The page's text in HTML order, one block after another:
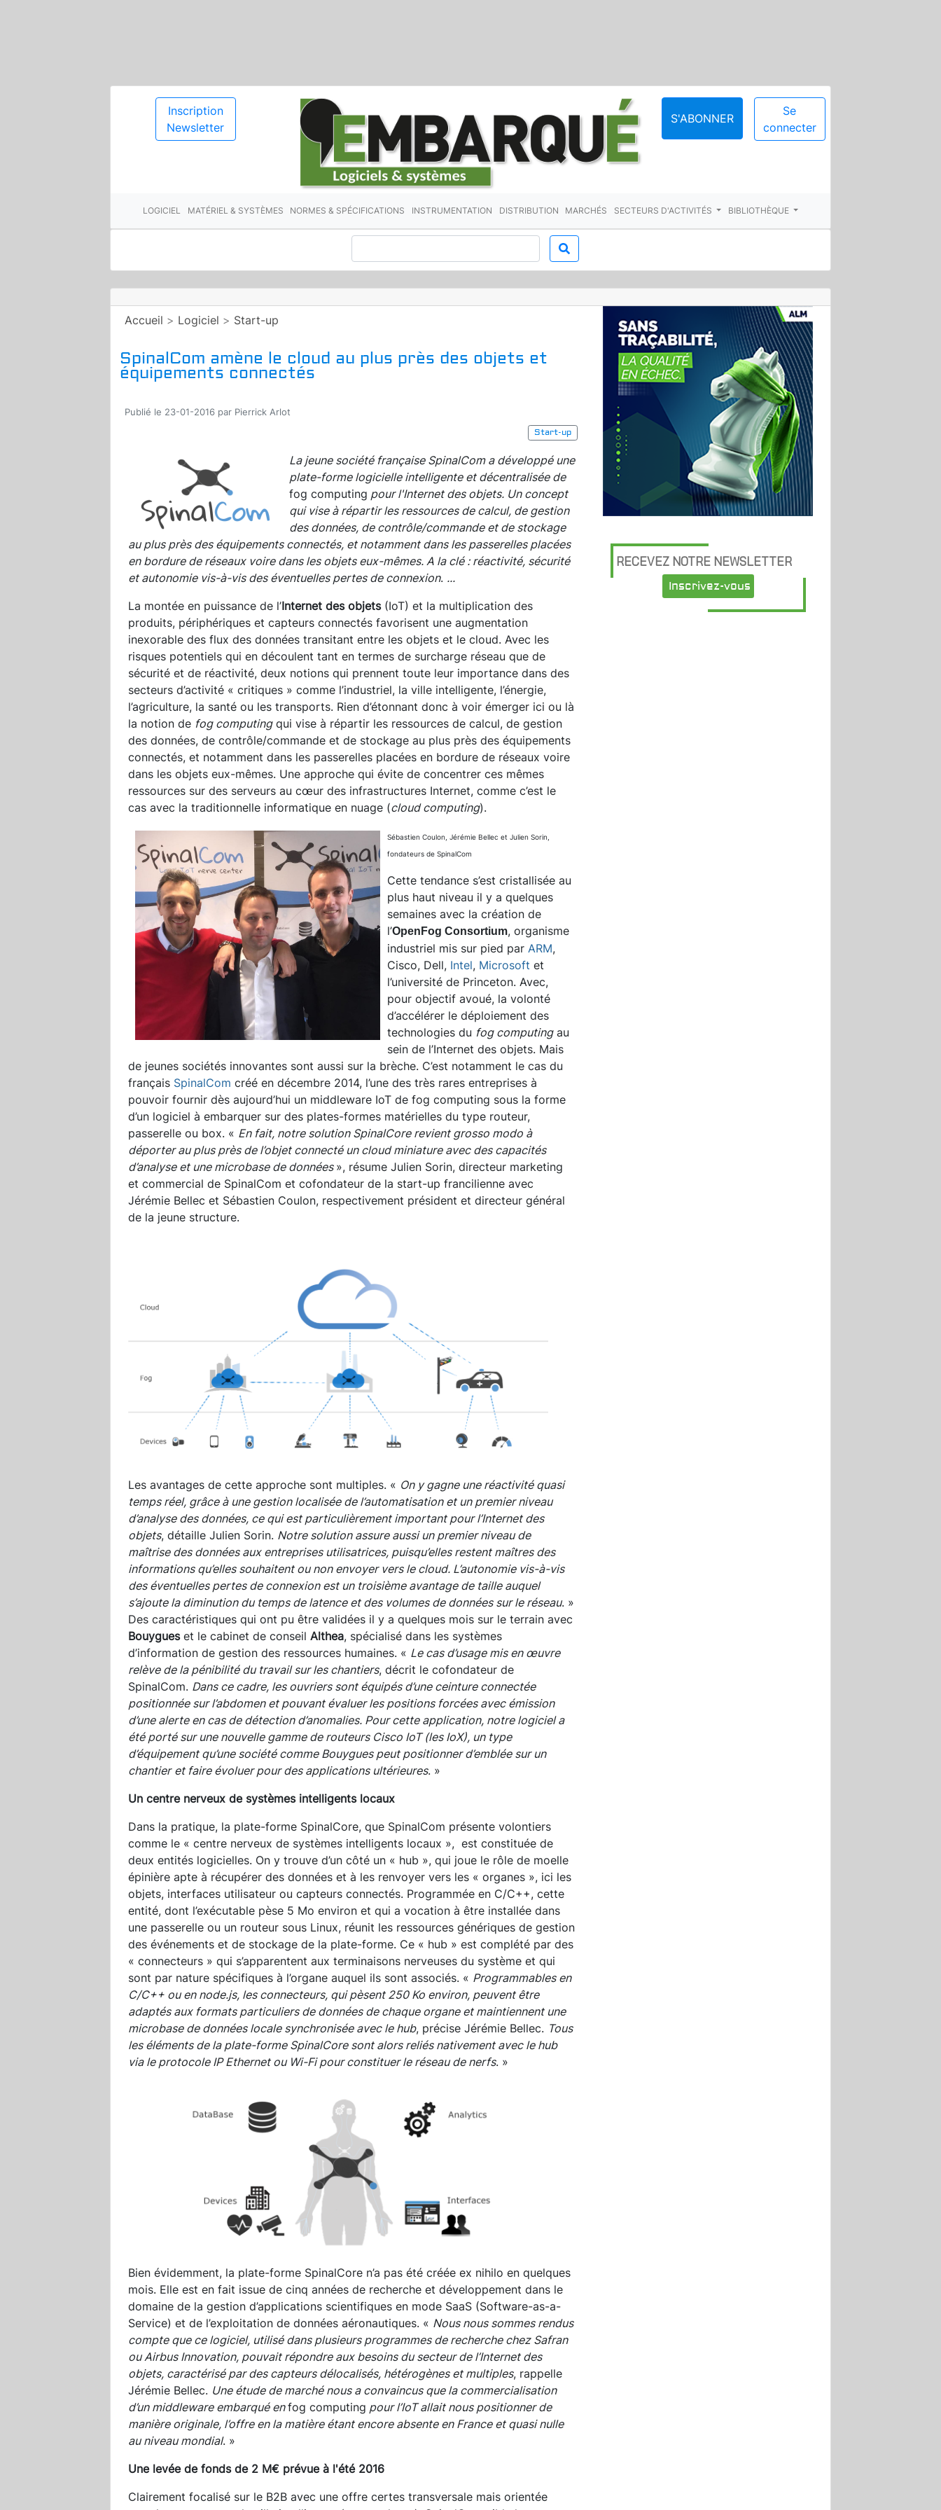
Inscription
Newsletter
S'ABONNER
Se
connecter
LOGICIEL MATÉRIEL & SYSTÈMES NORMES & SPÉCIFICATIONS INSTRUMENTATION DISTRIBUTION MARCHÉS SECTEURS D'ACTIVITÉS BIBLIOTHÈQUE
Accueil > Logiciel > Start-up
SpinalCom amène le cloud au plus près des objets et
équipements connectés
Publié le 23-01-2016 par Pierrick Arlot
Start-up
La jeune société française SpinalCom a développé une
plate-forme logicielle intelligente et décentralisée de
fog computing pour l'Internet des objets. Un concept
qui vise à répartir les ressources de calcul, de gestion
des données, de contrôle/commande et de stockage
au plus près des équipements connectés, et notamment dans les passerelles placées
en bordure de réseaux voire dans les objets eux-mêmes. A la clé : réactivité, sécurité
et autonomie vis-à-vis des éventuelles pertes de connexion. ...
La montée en puissance de l’Internet des objets(IoT) et la multiplication des
produits, périphériques et capteurs connectés favorisent une augmentation
inexorable des flux des données transitant entre les objets et le cloud. Avec les
risques potentiels qui en découlent tant en termes de surcharge réseau que de
sécurité et de réactivité, deux notions qui prennent toute leur importance dans des
secteurs d’activité « critiques » comme l’industriel, la ville intelligente, l’énergie,
l’agriculture, la santé ou les transports. Rien d’étonnant donc à voir émerger ici ou là
la notion de fog computingqui vise à répartir les ressources de calcul, de gestion
des données, de contrôle/commande et de stockage au plus près des équipements
connectés, et notamment dans les passerelles placées en bordure de réseaux voire
dans les objets eux-mêmes. Une approche qui évite de concentrer ces mêmes
ressources sur des serveurs au cœur des infrastructures Internet, comme c’est le
cas avec la traditionnelle informatique en nuage (cloud computing).
Sébastien Coulon, Jérémie Bellec et Julien Sorin,
fondateurs de SpinalCom
Cette tendance s’est cristallisée au
plus haut niveau il y a quelques
semaines avec la création de
l’OpenFog Consortium, organisme
industriel mis sur pied par ARM,
Cisco, Dell, Intel, Microsoft et
l’université de Princeton. Avec,
pour objectif avoué, la volonté
d’accélérer le déploiement des
technologies du fog computingau
sein de l’Internet des objets. Mais
de jeunes sociétés innovantes sont aussi sur la brèche. C’est notamment le cas du
français SpinalCom créé en décembre 2014, l’une des très rares entreprises à
pouvoir fournir dès aujourd’hui un middleware IoT de fog computing sous la forme
d’un logiciel à embarquer sur des plates-formes matérielles du type routeur,
passerelle ou box. « En fait, notre solution SpinalCore revient grosso modo à
déporter au plus près de l’objet connecté un cloud miniature avec des capacités
d’analyse et une microbase de données », résume Julien Sorin, directeur marketing
et commercial de SpinalCom et cofondateur de la start-up francilienne avec
Jérémie Bellec et Sébastien Coulon, respectivement président et directeur général
de la jeune structure.
Les avantages de cette approche sont multiples. « On y gagne une réactivité quasi
temps réel, grâce à une gestion localisée de l’automatisation et un premier niveau
d’analyse des données, ce qui est particulièrement important pour l’Internet des
objets, détaille Julien Sorin. Notre solution assure aussi un premier niveau de
maîtrise des données aux entreprises utilisatrices, puisqu’elles restent maîtres des
informations qu’elles souhaitent ou non envoyer vers le cloud. L’autonomie vis-à-vis
des éventuelles pertes de connexion est un troisième avantage de taille auquel
s’ajoute la diminution du temps de latence et des volumes de données sur le réseau. »
Des caractéristiques qui ont pu être validées il y a quelques mois sur le terrain avec
Bouygueset le cabinet de conseil Althea, spécialisé dans les systèmes
d’information de gestion des ressources humaines. « Le cas d’usage mis en œuvre
relève de la pénibilité du travail sur les chantiers, décrit le cofondateur de
SpinalCom. Dans ce cadre, les ouvriers sont équipés d’une ceinture connectée
positionnée sur l’abdomen et pouvant évaluer les positions forcées avec émission
d’une alerte en cas de détection d’anomalies. Pour cette application, notre logiciel a
été porté sur une nouvelle gamme de routeurs Cisco IoT (les IoX), un type
d’équipement qu’une société comme Bouygues peut positionner d’emblée sur un
chantier et faire évoluer pour des applications ultérieures. »
Un centre nerveux de systèmes intelligents locaux
Dans la pratique, la plate-forme SpinalCore, que SpinalCom présente volontiers
comme le « centre nerveux de systèmes intelligents locaux », est constituée de
deux entités logicielles. On y trouve d’un côté un « hub », qui joue le rôle de moelle
épinière apte à récupérer des données et à les renvoyer vers les « organes », ici les
objets, interfaces utilisateur ou capteurs connectés. Programmée en C/C++, cette
entité, dont l’exécutable pèse 5 Mo environ et qui a vocation à être installée dans
une passerelle ou un routeur sous Linux, réunit les ressources génériques de gestion
des événements et de stockage de la plate-forme. Ce « hub » est complété par des
« connecteurs » qui s’apparentent aux terminaisons nerveuses du système et qui
sont par nature spécifiques à l’organe auquel ils sont associés. « Programmables en
C/C++ ou en node.js, les connecteurs, qui pèsent 250 Ko environ, peuvent être
adaptés aux formats particuliers de données de chaque organe et maintiennent une
microbase de données locale synchronisée avec le hub, précise Jérémie Bellec. Tous
les éléments de la plate-forme SpinalCore sont alors reliés nativement avec le hub
via le protocole IP Ethernet ou Wi-Fi pour constituer le réseau de nerfs. »
Bien évidemment, la plate-forme SpinalCore n’a pas été créée ex nihilo en quelques
mois. Elle est en fait issue de cinq années de recherche et développement dans le
domaine de la gestion d’applications scientifiques en mode SaaS (Software-as-a-
Service) et de l’exploitation de données aéronautiques. « Nous nous sommes rendus
compte que ce logiciel, utilisé dans plusieurs programmes de recherche chez Safran
ou Airbus Innovation, pouvait répondre aux besoins du secteur de l’Internet des
objets, caractérisé par des capteurs délocalisés, hétérogènes et multiples, rappelle
Jérémie Bellec. Une étude de marché nous a convaincus que la commercialisation
d’un middleware embarqué enfog computing pour l’IoT allait nous positionner de
manière originale, l’offre en la matière étant encore absente en France et quasi nulle
au niveau mondial. »
Une levée de fonds de 2 M€ prévue à l'été 2016
Clairement focalisé sur le B2B avec une offre certes transversale mais orientée
RECEVEZ NOTRE NEWSLETTER
Inscrivez-vous